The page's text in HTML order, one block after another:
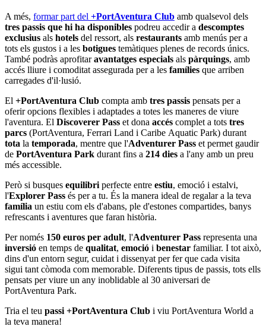
A més, formar part del +PortAventura Club amb qualsevol dels
tres passis que hi ha disponibles podreu accedir a descomptes
exclusius als hotels del ressort, als restaurants amb menús per a
tots els gustos i a les botigues temàtiques plenes de records únics.
També podràs aprofitaravantatges especials als pàrquings, amb
accés lliure i comoditat assegurada per a les famílies que arriben
carregades d'il·lusió.
El +PortAventura Club compta amb tres passis pensats per a
oferir opcions flexibles i adaptades a totes les maneres de viure
l'aventura. El Discoverer Pass et dona accés complet a tots tres
parcs (PortAventura, Ferrari Land i Caribe Aquatic Park) durant
tota la temporada, mentre que l'Adventurer Pass et permet gaudir
de PortAventura Park durant fins a 214 dies a l'any amb un preu
més accessible.
Però si busques equilibriperfecte entre estiu, emoció i estalvi,
l'Explorer Pass és per a tu. És la manera ideal de regalar a la teva
família un estiu com els d'abans, ple d'estones compartides, banys
refrescants i aventures que faran història.
Per només 150 euros per adult, l'Adventurer Pass representa una
inversió en temps de qualitat, emoció i benestar familiar. I tot això,
dins d'un entorn segur, cuidat i dissenyat per fer que cada visita
sigui tant còmoda com memorable. Diferents tipus de passis, tots ells
pensats per viure un any inoblidable al 30 aniversari de
PortAventura Park.
Tria el teu passi +PortAventura Club i viu PortAventura World a
la teva manera!